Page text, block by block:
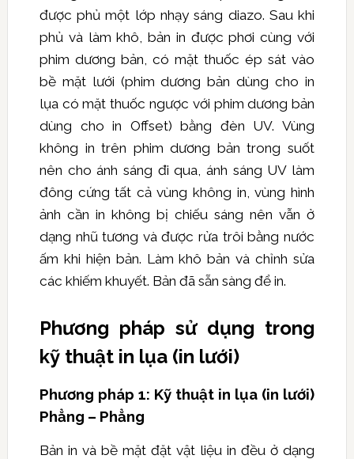
được phủ một lớp nhạy sáng diazo. Sau khi
phủ và làm khô, bản in được phơi cùng với
phim dương bản, có mặt thuốc ép sát vào
bề mặt lưới (phim dương bản dùng cho in
lụa có mặt thuốc ngược với phim dương bản
dùng cho in Offset) bằng đèn UV. Vùng
không in trên phim dương bản trong suốt
nên cho ánh sáng đi qua, ánh sáng UV làm
đông cứng tất cả vùng không in, vùng hình
ảnh cần in không bị chiếu sáng nên vẫn ở
dạng nhũ tương và được rửa trôi bằng nước
ấm khi hiện bản. Làm khô bản và chỉnh sửa
các khiếm khuyết. Bản đã sẵn sàng để in.
Phương pháp sử dụng trong
kỹ thuật in lụa (in lưới)
Phương pháp 1: Kỹ thuật in lụa (in lưới)
Phẳng – Phẳng
Bản in và bề mặt đặt vật liệu in đều ở dạng